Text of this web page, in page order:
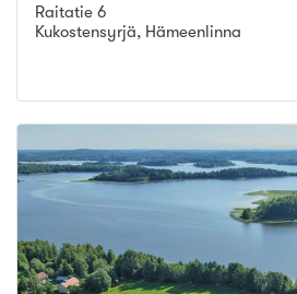
Raitatie 6
Kukostensyrjä, Hämeenlinna